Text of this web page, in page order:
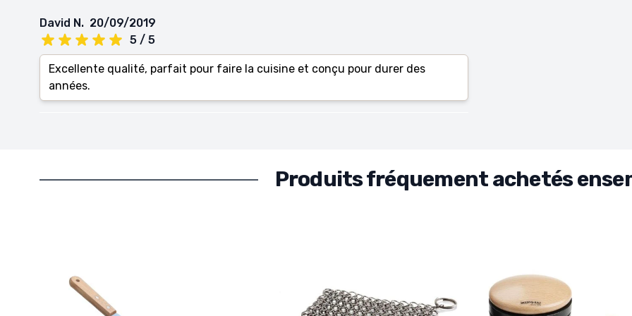
David N. 20/09/2019
5 / 5
Excellente qualité, parfait pour faire la cuisine et conçu pour durer des
années.
Produits fréquement achetés